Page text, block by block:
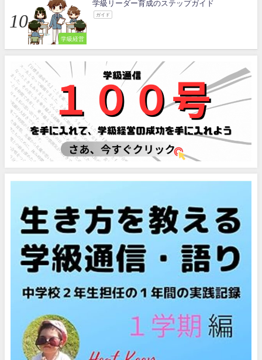
学級経営
学級リーダー育成のステップガイド
ガイド